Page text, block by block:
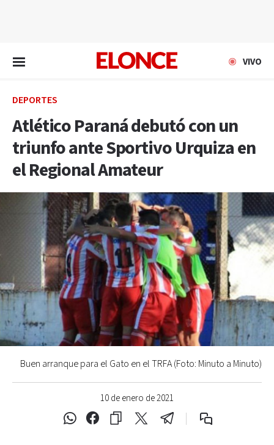
VIVO
DEPORTES
Atlético Paraná debutó con un
triunfo ante Sportivo Urquiza en
el Regional Amateur
10 de enero de 2021
Buen arranque para el Gato en el TRFA (Foto: Minuto a Minuto)